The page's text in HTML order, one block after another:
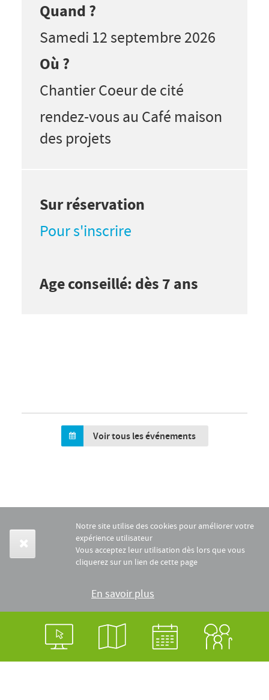
Quand ?
Samedi 12 septembre 2026
Où ?
Chantier Coeur de cité
rendez-vous au Café maison
des projets
Sur réservation
Pour s'inscrire
Age conseillé: dès 7 ans
Voir tous les événements
Notre site utilise des cookies pour améliorer votre
expérience utilisateur
Vous acceptez leur utilisation dès lors que vous
cliquerez sur un lien de cette page
En savoir plus